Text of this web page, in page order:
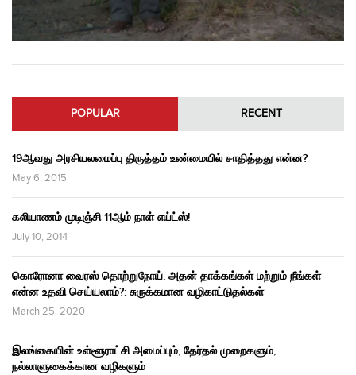
POPULAR RECENT
19ஆவது அரசியலமைப்பு திருத்தம் உண்மையில் சாதித்தது என்ன?
May 6, 2015
கலியாணம் முடிஞ்சி 11ஆம் நாள் எய்ட்ஸ்!
July 10, 2014
கொரோனா வைரஸ் தொற்றுநோய், அதன் தாக்கங்கள் மற்றும் நீங்கள்
என்ன உதவி செய்யலாம்?: சுருக்கமான வழிகாட்டுதல்கள்
March 25, 2020
இலங்கையின் உள்ளூராட்சி அமைப்பும், தேர்தல் முறைகளும்,
நல்லாளுகைக்கான வழிகளும்